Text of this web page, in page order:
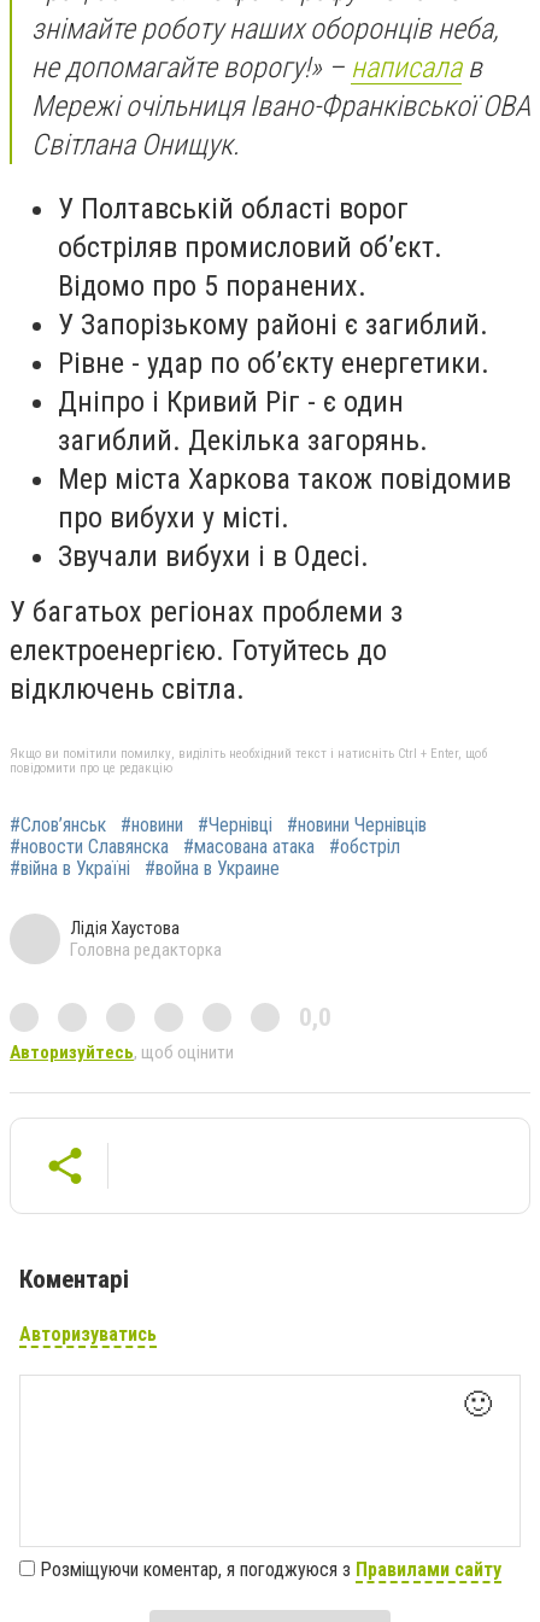
знімайте роботу наших оборонців неба,
не допомагайте ворогу!» – написалав
Мережі очільниця Івано-Франківської ОВА
Світлана Онищук.
У Полтавській області ворог
обстріляв промисловий об’єкт.
Відомо про 5 поранених.
У Запорізькому районі є загиблий.
Рівне - удар по об’єкту енергетики.
Дніпро і Кривий Ріг - є один
загиблий. Декілька загорянь.
Мер міста Харкова також повідомив
про вибухи у місті.
Звучали вибухи і в Одесі.
У багатьох регіонах проблеми з
електроенергією. Готуйтесь до
відключень світла.
Якщо ви помітили помилку, виділіть необхідний текст і натисніть Ctrl + Enter, щоб
повідомити про це редакцію
#Слов’янськ #новини #Чернівці
#новини Чернівців
#новости Славянска
#масована атака
#обстріл
#війна в Україні
#война в Украине
Лідія Хаустова
Головна редакторка
0,0
Авторизуйтесь, щоб оцінити
Коментарі
Авторизуватись
🙂
Розміщуючи коментар, я погоджуюся з Правилами сайту